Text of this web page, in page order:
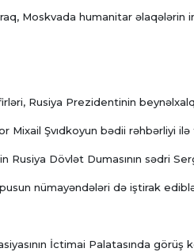
Moskvada humanitar əlaqələrin
Rusiya Prezidentinin
Mixail Şvıdkoyun bədii rəhbərliyi
Dövlət Dumasının sədri
nümayəndələri də iştirak
İctimai Palatasında